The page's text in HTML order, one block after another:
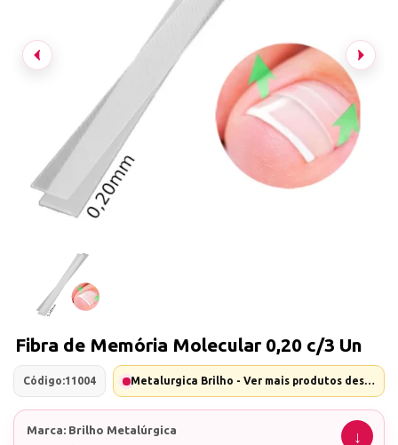
Fibra de Memória Molecular 0,20 c/3 Un
Código:11004 Metalurgica Brilho - Ver mais produtos desta marca
Marca: Brilho Metalúrgica